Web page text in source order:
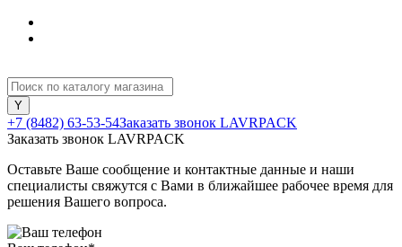
+7 (8482) 63-53-54Заказать звонок LAVRPACK
Заказать звонок LAVRPACK
Оставьте Ваше сообщение и контактные данные и наши
специалисты свяжутся с Вами в ближайшее рабочее время для
решения Вашего вопроса.